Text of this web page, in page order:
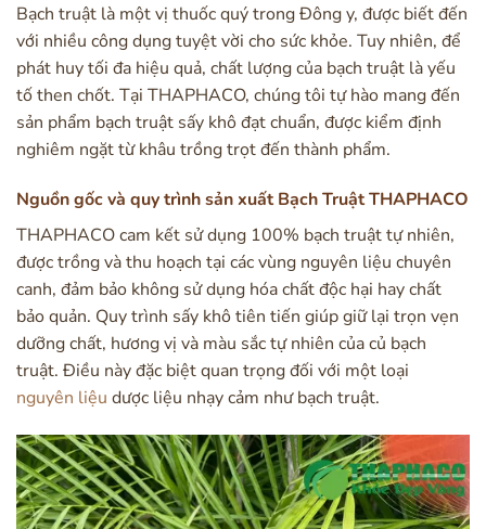
Bạch truật là một vị thuốc quý trong Đông y, được biết đến
với nhiều công dụng tuyệt vời cho sức khỏe. Tuy nhiên, để
phát huy tối đa hiệu quả, chất lượng của bạch truật là yếu
tố then chốt. Tại THAPHACO, chúng tôi tự hào mang đến
sản phẩm bạch truật sấy khô đạt chuẩn, được kiểm định
nghiêm ngặt từ khâu trồng trọt đến thành phẩm.
Nguồn gốc và quy trình sản xuất Bạch Truật THAPHACO
THAPHACO cam kết sử dụng 100% bạch truật tự nhiên,
được trồng và thu hoạch tại các vùng nguyên liệu chuyên
canh, đảm bảo không sử dụng hóa chất độc hại hay chất
bảo quản. Quy trình sấy khô tiên tiến giúp giữ lại trọn vẹn
dưỡng chất, hương vị và màu sắc tự nhiên của củ bạch
truật. Điều này đặc biệt quan trọng đối với một loại
nguyên liệu dược liệu nhạy cảm như bạch truật.